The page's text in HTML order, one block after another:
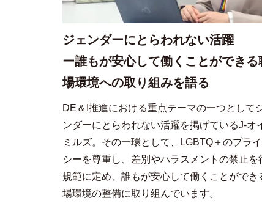
ジェンダーにとらわれない活躍
ー誰もが安心して働くことができる
場環境への取り組みを語る
DE＆I推進における重点テーマの一つとして
ンダーにとらわれない活躍を掲げているJ-オ
ミルズ。その一環として、LGBTQ＋のプラ
シーを尊重し、差別やハラスメントの禁止を
規範に定め、誰もが安心して働くことができ
場環境の整備に取り組んでいます。